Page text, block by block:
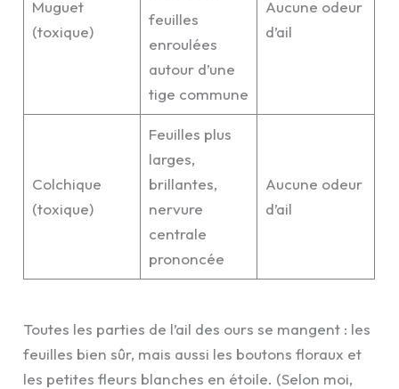
Muguet
(toxique)
feuilles
enroulées
autour d’une
tige commune
Aucune odeur
d’ail
Colchique
(toxique)
Feuilles plus
larges,
brillantes,
nervure
centrale
prononcée
Aucune odeur
d’ail
Toutes les parties de l’ail des ours se mangent : les
feuilles bien sûr, mais aussi les boutons floraux et
les petites fleurs blanches en étoile. (Selon moi,